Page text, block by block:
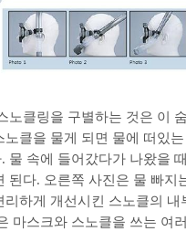
노클링을 구별하는 것은 이
노클을 물게 되면 물에 떠있
물 속에 들어갔다가 나왔을
된다. 오른쪽 사진은 물 빠지
하게 개선시킨 스노클의 내
마스크와 스노클을 쓰는 여